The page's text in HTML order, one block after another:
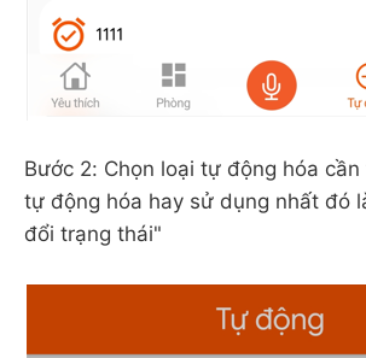
Bước 2: Chọn loại tự động hóa
tự động hóa hay sử dụng nhất đó
đổi trạng thái"